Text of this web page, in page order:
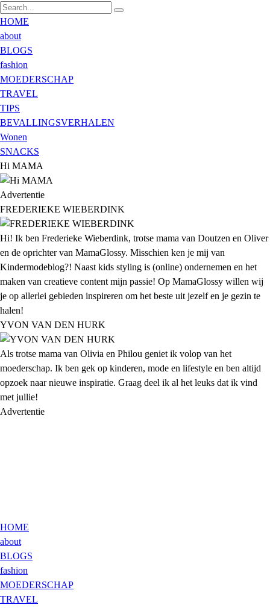
HOME
about
BLOGS
fashion
MOEDERSCHAP
TRAVEL
TIPS
BEVALLINGSVERHALEN
Wonen
SNACKS
Hi MAMA
Advertentie
FREDERIEKE WIEBERDINK
Hi! Ik ben Frederieke Wieberdink, trotse mama van Doutzen en Oliver
en de oprichter van MamaGlossy. Misschien ken je mij van
Kindermodeblog?! Naast kids styling is (online) ondernemen en het
maken van creatieve content mijn passie! Op MamaGlossy willen wij
je op allerlei gebieden inspireren om het beste uit jezelf en je gezin te
halen!
YVON VAN DEN HURK
Als trotse mama van Olivia en Philou geniet ik volop van het
moederschap. Ik ben gek op kinderen, mode en lifestyle en ben altijd
opzoek naar nieuwe inspiratie. Graag deel ik al het leuks dat ik vind
met jullie!
Advertentie
HOME
about
BLOGS
fashion
MOEDERSCHAP
TRAVEL